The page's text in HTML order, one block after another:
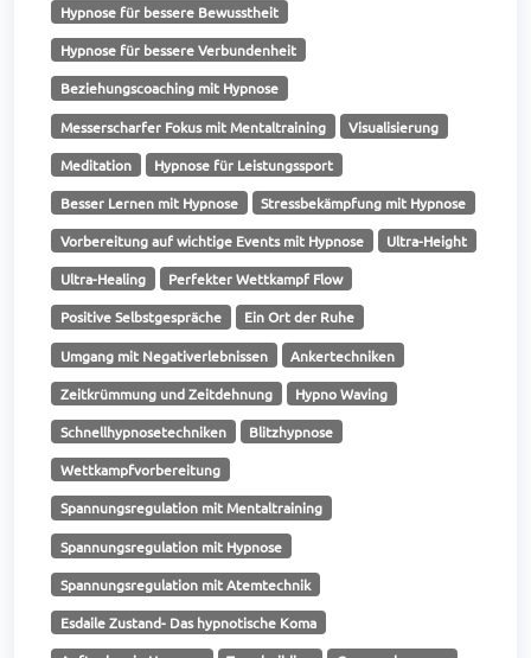
Hypnose für bessere Bewusstheit
Hypnose für bessere Verbundenheit
Beziehungscoaching mit Hypnose
Messerscharfer Fokus mit Mentaltraining Visualisierung
Meditation Hypnose für Leistungssport
Besser Lernen mit Hypnose Stressbekämpfung mit Hypnose
Vorbereitung auf wichtige Events mit Hypnose Ultra-Height
Ultra-Healing Perfekter Wettkampf Flow
Positive Selbstgespräche Ein Ort der Ruhe
Umgang mit Negativerlebnissen Ankertechniken
Zeitkrümmung und Zeitdehnung Hypno Waving
Schnellhypnosetechniken Blitzhypnose
Wettkampfvorbereitung
Spannungsregulation mit Mentaltraining
Spannungsregulation mit Hypnose
Spannungsregulation mit Atemtechnik
Esdaile Zustand- Das hypnotische Koma